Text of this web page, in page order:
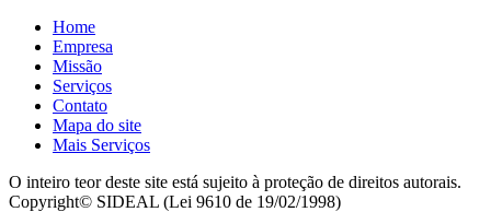
Home
Empresa
Missão
Serviços
Contato
Mapa do site
Mais Serviços
O inteiro teor deste site está sujeito à proteção de direitos autorais.
Copyright© SIDEAL (Lei 9610 de 19/02/1998)